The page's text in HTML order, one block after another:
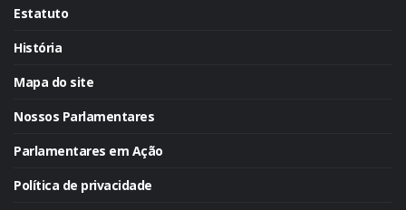
Estatuto
História
Mapa do site
Nossos Parlamentares
Parlamentares em Ação
Política de privacidade